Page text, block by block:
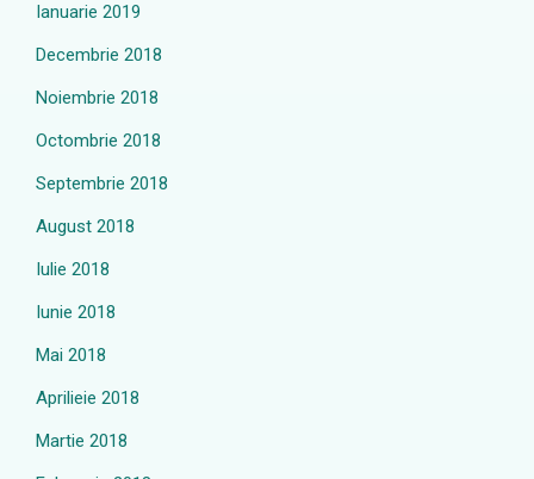
Ianuarie 2019
Decembrie 2018
Noiembrie 2018
Octombrie 2018
Septembrie 2018
August 2018
Iulie 2018
Iunie 2018
Mai 2018
Aprilieie 2018
Martie 2018